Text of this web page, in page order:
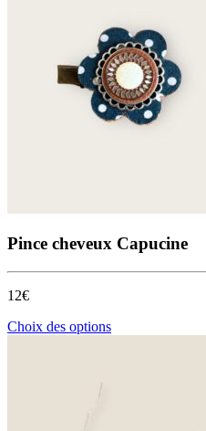
Pince cheveux Capucine
12€
Choix des optionsCe